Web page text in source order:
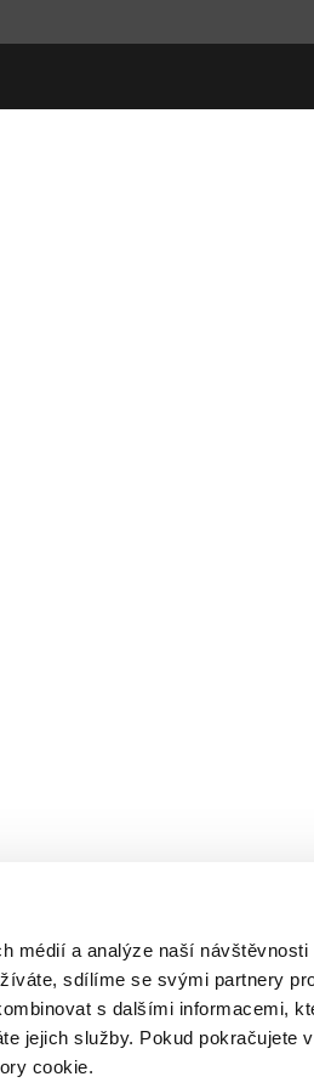
médií a analýze naší návštěvnosti
sdílíme se svými partnery
s dalšími informacemi,
jejich služby. Pokud pokračujete v
cookie.